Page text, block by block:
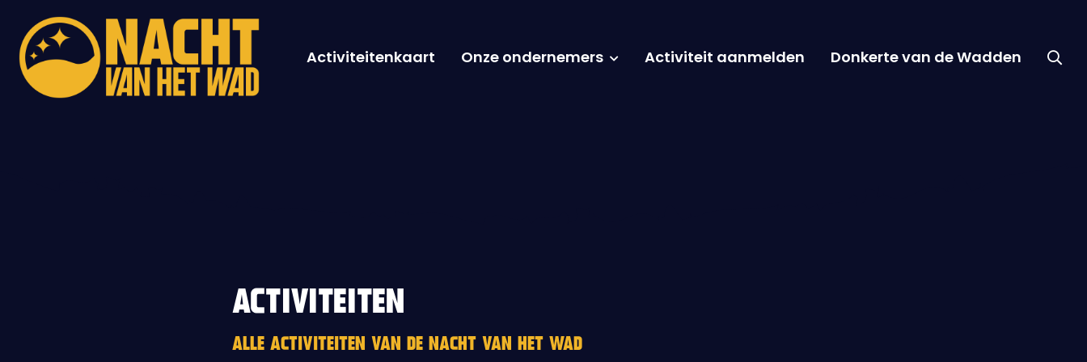
Activiteitenkaart Onze ondernemers Activiteit aanmelden Donkerte van de Wadden
ACTIVITEITEN
ALLE ACTIVITEITEN VAN DE NACHT VAN HET WAD